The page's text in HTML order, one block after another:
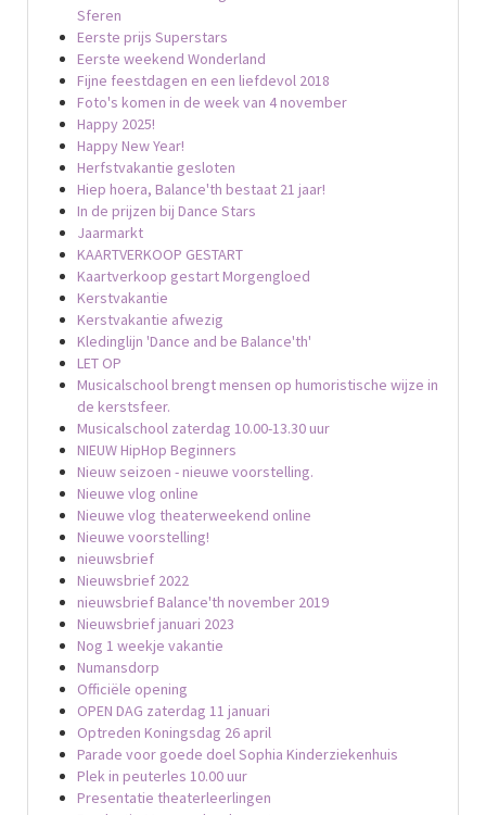
Sferen
Eerste prijs Superstars
Eerste weekend Wonderland
Fijne feestdagen en een liefdevol 2018
Foto's komen in de week van 4 november
Happy 2025!
Happy New Year!
Herfstvakantie gesloten
Hiep hoera, Balance'th bestaat 21 jaar!
In de prijzen bij Dance Stars
Jaarmarkt
KAARTVERKOOP GESTART
Kaartverkoop gestart Morgengloed
Kerstvakantie
Kerstvakantie afwezig
Kledinglijn 'Dance and be Balance'th'
LET OP
Musicalschool brengt mensen op humoristische wijze in
de kerstsfeer.
Musicalschool zaterdag 10.00-13.30 uur
NIEUW HipHop Beginners
Nieuw seizoen - nieuwe voorstelling.
Nieuwe vlog online
Nieuwe vlog theaterweekend online
Nieuwe voorstelling!
nieuwsbrief
Nieuwsbrief 2022
nieuwsbrief Balance'th november 2019
Nieuwsbrief januari 2023
Nog 1 weekje vakantie
Numansdorp
Officiële opening
OPEN DAG zaterdag 11 januari
Optreden Koningsdag 26 april
Parade voor goede doel Sophia Kinderziekenhuis
Plek in peuterles 10.00 uur
Presentatie theaterleerlingen